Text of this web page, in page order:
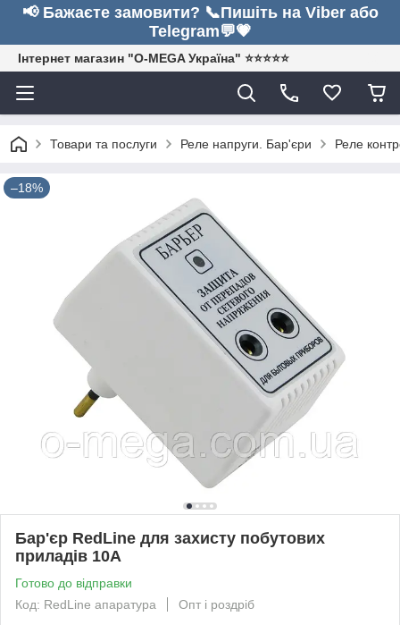
📢 Бажаєте замовити? 📞Пишіть на Viber або
Telegram💬💗
Інтернет магазин "O-MEGA Україна" ⭐⭐⭐⭐⭐
Товари та послуги Реле напруги. Бар'єри Реле
–18%
Бар'єр RedLine для захисту побутових
приладів 10А
Готово до відправки
Код: RedLine апаратура
Опт і роздріб